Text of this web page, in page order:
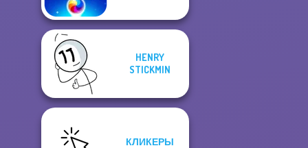
HENRY
STICKMIN
КЛИКЕРЫ